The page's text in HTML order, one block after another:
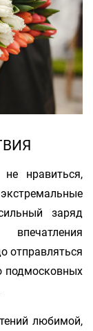
нравиться,
заряд
отправляться
подмосковных
любимой,